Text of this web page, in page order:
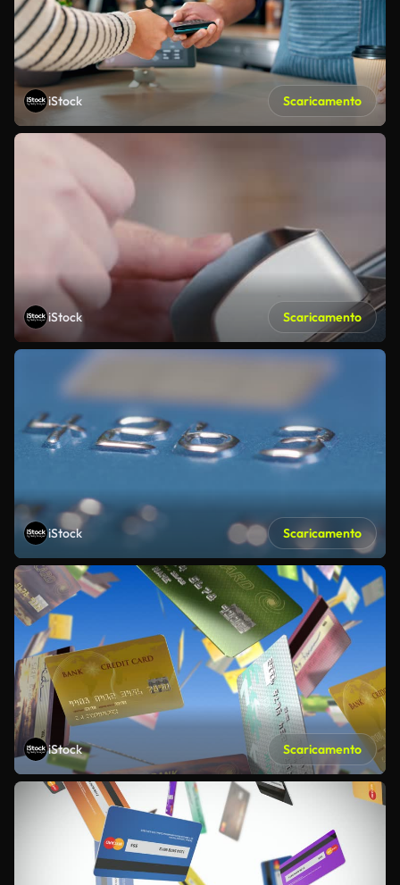
iStock Scaricamento
iStock Scaricamento
iStock Scaricamento
iStock Scaricamento